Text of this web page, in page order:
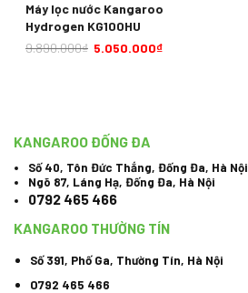
Máy lọc nước Kangaroo
Hydrogen KG100HU
9.890.000₫ 5.050.000₫
KANGAROO ĐỐNG ĐA
Số 40, Tôn Đức Thắng, Đống Đa, Hà Nội
Ngõ 87, Láng Hạ, Đống Đa, Hà Nội
0792 465 466
KANGAROO THƯỜNG TÍN
Số 391, Phố Ga, Thường Tín, Hà Nội
0792 465 466